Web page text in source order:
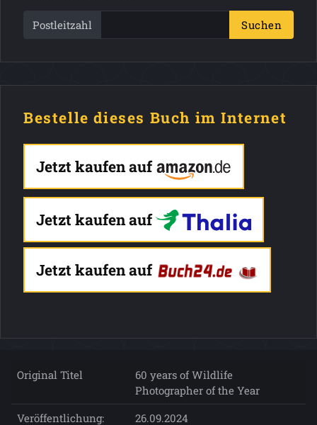
Postleitzahl Suchen
Bestelle dieses Buch im Internet
Jetzt kaufen auf
Jetzt kaufen auf
Jetzt kaufen auf
Original Titel
60 years of Wildlife
Photographer of the Year
Veröffentlichung:
26.09.2024